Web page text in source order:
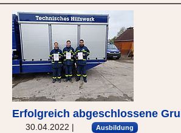
Erfolgreich abgeschlossene
30.04.2022 | Ausbildung